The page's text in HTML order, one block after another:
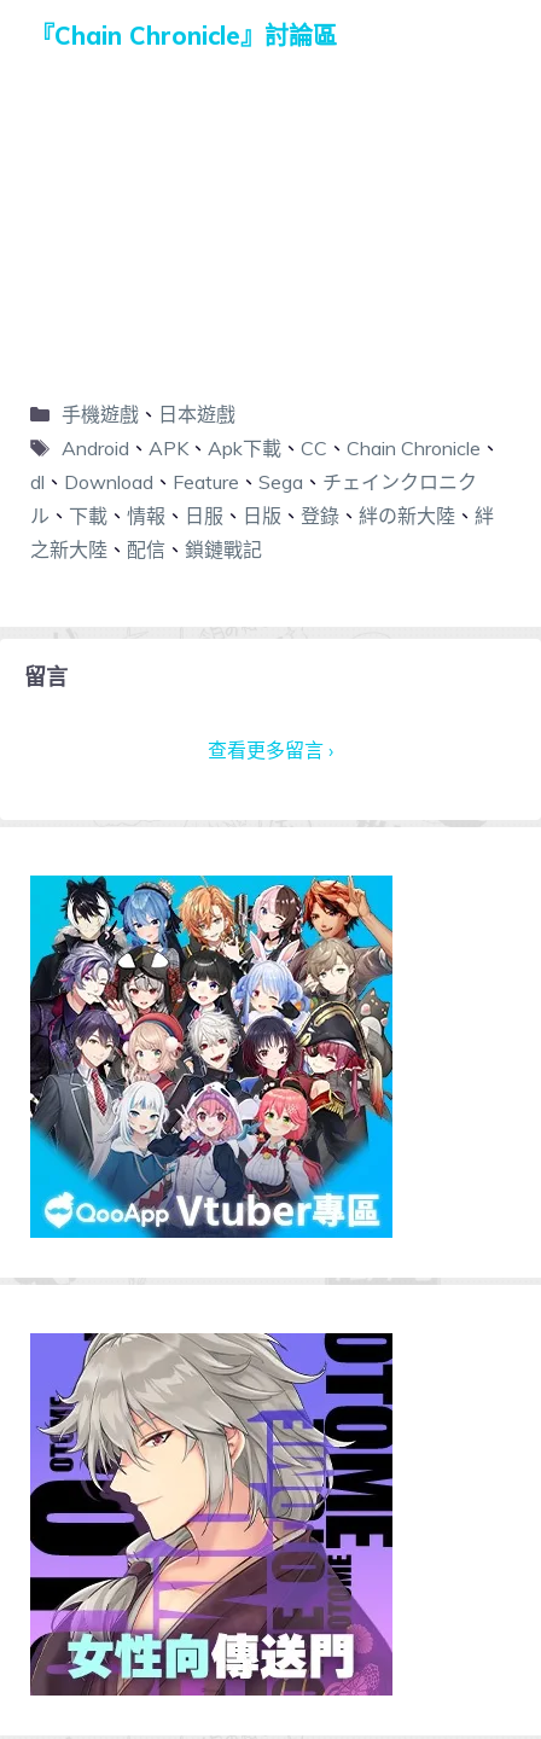
『Chain Chronicle』討論區
手機遊戲、 日本遊戲
Android 、 APK、 Apk下載、 CC 、 Chain Chronicle 、
dl 、 Download 、 Feature 、 Sega 、 チェインクロニク
ル 、 下載 、 情報 、 日服 、 日版 、 登錄 、 絆の新大陸 、 絆
之新大陸 、 配信 、 鎖鏈戰記
留言
查看更多留言 ›